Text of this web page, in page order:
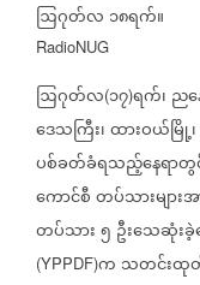
ဩဂုတ်လ ၁၈ရက်။
RadioNUG
ဩဂုတ်လ(၁၇)ရက်၊ ည
ဒေသကြီး၊ထားဝယ်မြို့၊
ပစ်ခတ်ခံရသည့်နေရာတွ
ကောင်စီတပ်သားများအ
တပ်သား၅ ဦးသေဆုံးခဲ့
(YPPDF)က သတင်းထု